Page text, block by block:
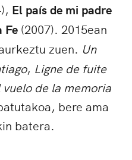
El país de mi padre
Fe (2007). 2015ean
zuen. Un
, Ligne de fuite
de la memoria
bere ama
batera.